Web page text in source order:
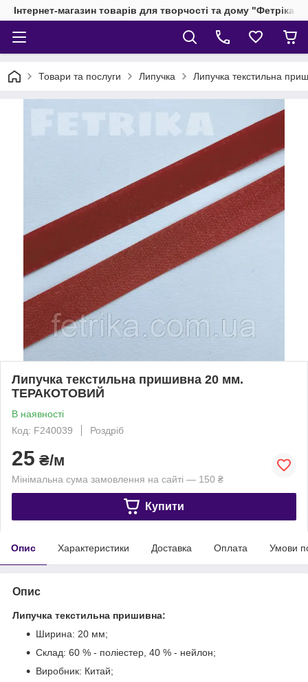
Інтернет-магазин товарів для творчості та дому "Фетріка"
Товари та послуги Липучка Липучка текстильна
Липучка текстильна пришивна 20 мм.
ТЕРАКОТОВИЙ
В наявності
Код: F240039
Роздріб
25 ₴/м
Мінімальна сума замовлення на сайті — 150 ₴
Купити
Опис Характеристики Доставка Оплата Умови
Опис
Липучка текстильна пришивна:
Ширина: 20 мм;
Склад: 60 % - поліестер, 40 % - нейлон;
Виробник: Китай;